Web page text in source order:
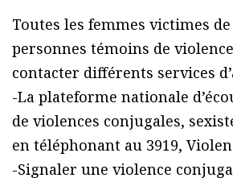
Toutes les femmes victimes
personnes témoins de
contacter différents services
-La plateforme nationale
de violences conjugales,
en téléphonant au 3919,
-Signaler une violence